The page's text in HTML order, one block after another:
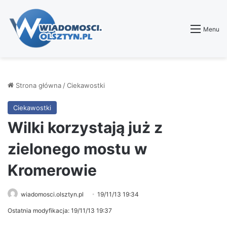
Menu
Strona główna /Ciekawostki
Ciekawostki
Wilki korzystają już z
zielonego mostu w
Kromerowie
wiadomosci.olsztyn.pl 19/11/13 19:34
Ostatnia modyfikacja: 19/11/13 19:37